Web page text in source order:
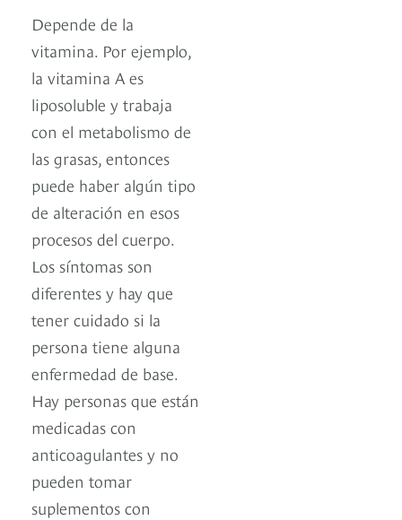
Depende de la
vitamina. Por ejemplo,
la vitamina A es
liposoluble y trabaja
con el metabolismo de
las grasas, entonces
puede haber algún tipo
de alteración en esos
procesos del cuerpo.
Los síntomas son
diferentes y hay que
tener cuidado si la
persona tiene alguna
enfermedad de base.
Hay personas que están
medicadas con
anticoagulantes y no
pueden tomar
suplementos con